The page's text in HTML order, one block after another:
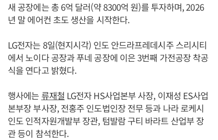
새 공장에는 총 6억 달러(약 8300억 원)를 투자하며, 2026
년 말 에어컨 초도 생산을 시작한다.
LG전자는 8일(현지시각) 인도 안드라프레데시주 스리시티
에서 노이다 공장과 푸네 공장에 이은 3번째 가전공장 착공
식을 연다고 밝혔다.
행사에는류재철 LG전자 HS사업본부 사장, 이재성 ES사업
본부장 부사장, 전홍주 인도법인장 전무 등과 나라 로케시
인도 인적자원개발부 장관, 텀발람 구티 바라트 산업부 장
관 등이 참석한다.